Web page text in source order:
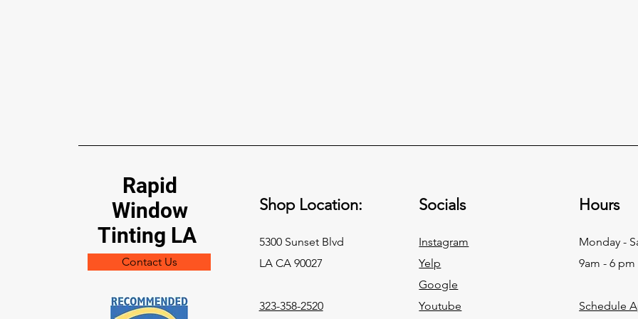
완벽한 XPEL 오너 가이드
XPEL로 로스앤젤레스에서 혼다를
보호하세요: 세라믹 윈도우 틴팅,
페인트 보호 필름, 세라믹 코팅. 캘
리포니아 틴팅 법규, 시빅·어코드
·CR-V·파일럿·프롤로그 등 모델별
팁, 가격과 예약.
려하는 다섯 개 상업용 윈도우 필
SelectPro, XPEL Vision, Solar
대한 2026 정직한 비교와 Title 24
추천 프레임워크.
가장
지
Rapid
Window
Tinting LA
Contact Us
Shop Location:
5300 Sunset Blvd
LA CA 90027
323-358-2520
Socials
Instagram
Yelp
Google
Youtube
Hours
Monday -
9am - 6 pm
Schedule